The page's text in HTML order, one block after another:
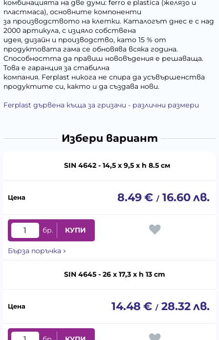
комбинацията на две думи: ferro e plastica (желязо и
пластмаса), основните компоненти
за производството на клетки. Каталогът днес е с над
2000 артикула, с изцяло собствена
идея, дизайн и производство, като 15 % от
продуктовата гама се обновява всяка година.
Способността да правиш нововъдения е решаваща.
Това е гаранция за стабилна
компания. Ferplast никога не спира да усъвършенства
продуктите си, както и да създава нови.
Ferplast дървена къща за гризачи - различни размери
Избери вариант
SIN 4642 - 14,5 х 9,5 х h 8.5 см
8.49€ / 16.60лв.
бр. КУПИ
Бърза поръчка
SIN 4645 - 26 x 17,3 x h 13 cm
14.48 € / 28.32лв.